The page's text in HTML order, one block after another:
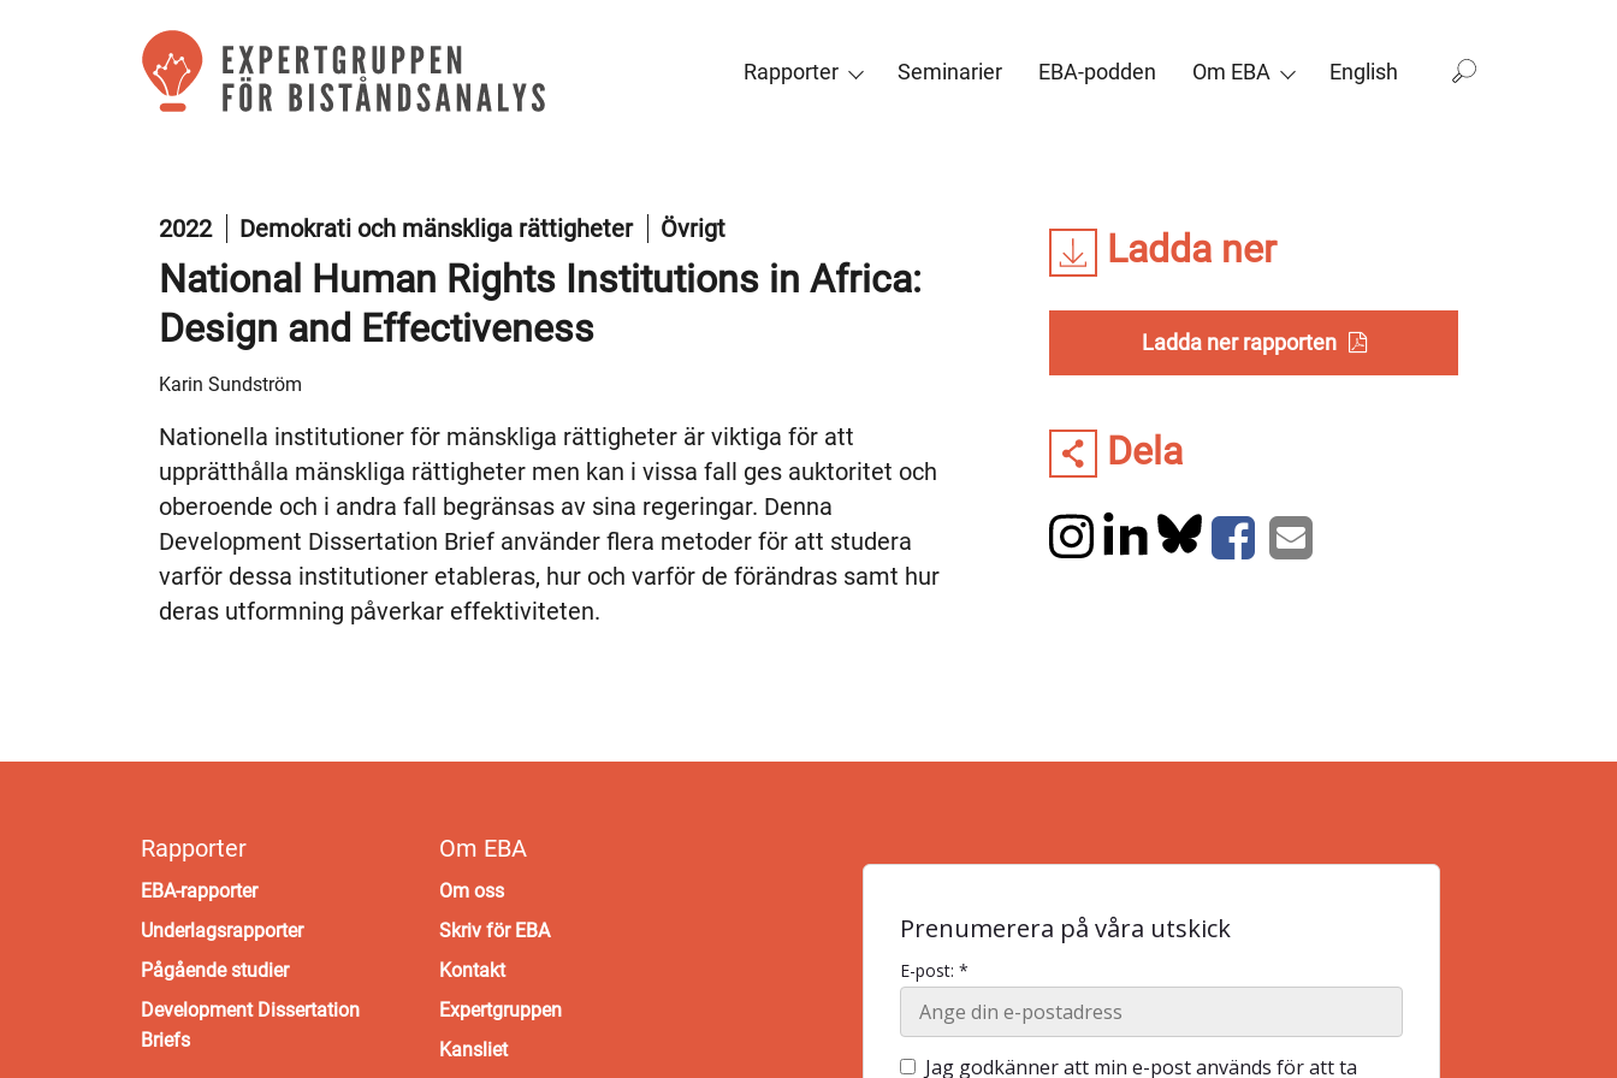
Rapporter Seminarier EBA-podden Om EBA English
Ladda ner
Ladda ner rapporten
Dela
2022 Demokrati och mänskliga rättigheter Övrigt
National Human Rights Institutions in Africa:
Design and Effectiveness
Karin Sundström
Nationella institutioner för mänskliga rättigheter är viktiga för att
upprätthålla mänskliga rättigheter men kan i vissa fall ges auktoritet och
oberoende och i andra fall begränsas av sina regeringar. Denna
Development Dissertation Brief använder flera metoder för att studera
varför dessa institutioner etableras, hur och varför de förändras samt hur
deras utformning påverkar effektiviteten.
Rapporter
EBA-rapporter
Underlagsrapporter
Pågående studier
Development Dissertation
Briefs
Om EBA
Om oss
Skriv för EBA
Kontakt
Expertgruppen
Kansliet
Prenumerera på våra utskick
E-post: *
Jag godkänner att min e-post används för att ta